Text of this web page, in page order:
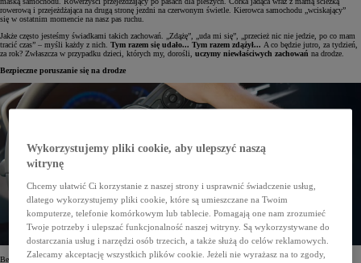
rowerową i przejeżdżająca na drugą stronę jezdni na czerwonym świetle. Kierowca samochodu „wciskający”
się w ostatnim momencie na nasz pas ruchu.
Jakże często jesteśmy świadkami takich zachowań. „Zdążę”, „uda mi się”, „przecież nic nie jedzie, po co mam
tracić czas” – myśli każdy z nich. Tym razem się udało... Tym razem zdążył... A co będzie jutro, za tydzień,
za rok? Zwłaszcza w przypadku dzieci, których my, dorośli, uczymy niewłaściwych zachowań na drodze.
Bezpieczne poruszanie się na drodze
Bez odpowiedniej edukacji – i to od najmłodszych lat – nie uda się poprawić bezpieczeństwo na naszych
Wykorzystujemy pliki cookie, aby ulepszyć naszą
witrynę
Chcemy ułatwić Ci korzystanie z naszej strony i usprawnić świadczenie usług,
dlatego wykorzystujemy pliki cookie, które są umieszczane na Twoim
komputerze, telefonie komórkowym lub tablecie. Pomagają one nam zrozumieć
Twoje potrzeby i ulepszać funkcjonalność naszej witryny. Są wykorzystywane do
dostarczania usług i narzędzi osób trzecich, a także służą do celów reklamowych.
Zalecamy akceptację wszystkich plików cookie. Jeżeli nie wyrażasz na to zgody,